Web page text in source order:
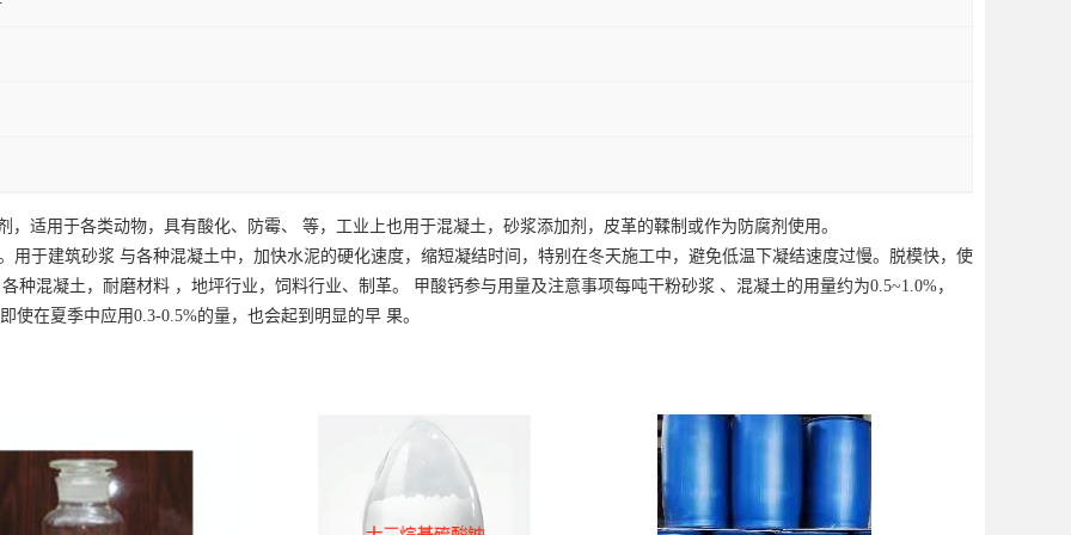
，适用于各类动物，具有酸化、防霉、 等，工业上也用于混凝土，砂浆添加剂，皮革的鞣制或作为防腐剂使用。
建筑砂浆 与各种混凝土中，加快水泥的硬化速度，缩短凝结时间，特别在冬天施工中，避免低温下凝结速度过慢。脱模快，使
种混凝土，耐磨材料 ，地坪行业，饲料行业、制革。 甲酸钙参与用量及注意事项每吨干粉砂浆 、混凝土的用量约为0.5~1.0%，
在夏季中应用0.3-0.5%的量，也会起到明显的早 果。